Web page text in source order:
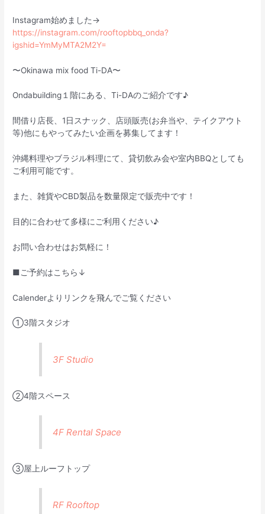
Instagram始めました→
https://instagram.com/rooftopbbq_onda?
igshid=YmMyMTA2M2Y=
〜Okinawa mix food Ti-DA〜
Ondabuilding１階にある、Ti-DAのご紹介です♪
間借り店長、1日スナック、店頭販売(お弁当や、テイクアウト
等)他にもやってみたい企画を募集してます！
沖縄料理やブラジル料理にて、貸切飲み会や室内BBQとしても
ご利用可能です。
また、雑貨やCBD製品を数量限定で販売中です！
目的に合わせて多様にご利用ください♪
お問い合わせはお気軽に！
■ご予約はこちら↓
Calenderよりリンクを飛んでご覧ください
①3階スタジオ
3F Studio
②4階スペース
4F Rental Space
③屋上ルーフトップ
RF Rooftop